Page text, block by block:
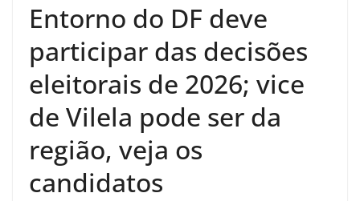
Entorno do DF deve
participar das decisões
eleitorais de 2026; vice
de Vilela pode ser da
região, veja os
candidatos